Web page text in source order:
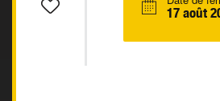
17 août